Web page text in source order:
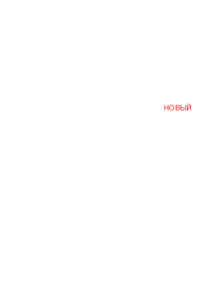
НОВЫЙ